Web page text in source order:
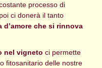
processo di
poi ci donerà il tanto
che si rinnova
nel vigneto ci permette
fitosanitario delle nostre